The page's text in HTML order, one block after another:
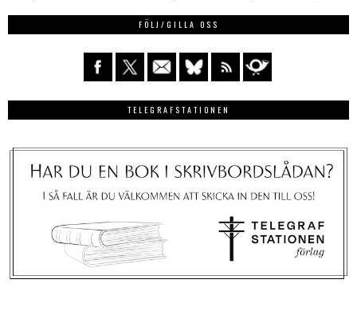
FÖLJ/GILLA OSS
TELEGRAFSTATIONEN